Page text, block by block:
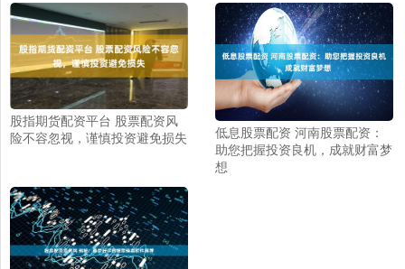
股指期货配资平台 股票配资风
险不容忽视，谨慎投资避免损失
低息股票配资 河南股票配资：
助您把握投资良机，成就财富梦
想